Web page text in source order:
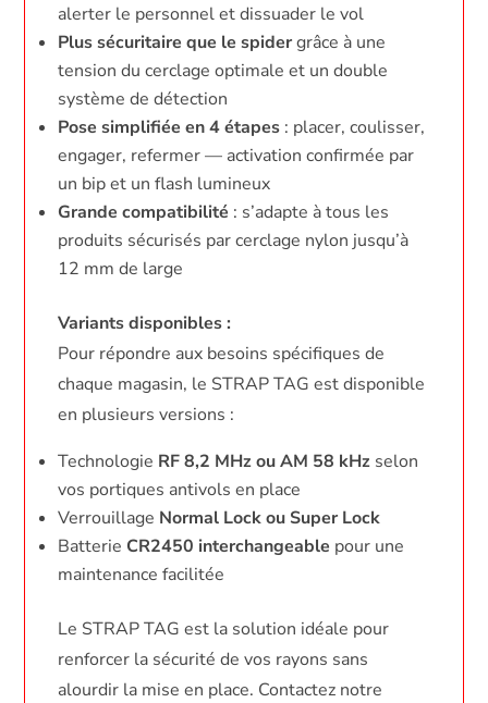
alerter le personnel et dissuader le vol
Plus sécuritaire que le spidergrâce à une
tension du cerclage optimale et un double
système de détection
Pose simplifiée en 4 étapes : placer, coulisser,
engager, refermer — activation confirmée par
un bip et un flash lumineux
Grande compatibilité : s’adapte à tous les
produits sécurisés par cerclage nylon jusqu’à
12 mm de large
Variants disponibles :
Pour répondre aux besoins spécifiques de
chaque magasin, le STRAP TAG est disponible
en plusieurs versions :
Technologie RF 8,2 MHz ou AM 58 kHz selon
vos portiques antivols en place
Verrouillage Normal Lock ou Super Lock
Batterie CR2450 interchangeable pour une
maintenance facilitée
Le STRAP TAG est la solution idéale pour
renforcer la sécurité de vos rayons sans
alourdir la mise en place. Contactez notre